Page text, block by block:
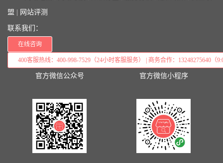
盟 网站评测
联系我们：
在线咨询
400客服热线：400-998-7529（24小时客服服务） | 商务合作：13248275640（
官方微信公众号 官方微信小程序